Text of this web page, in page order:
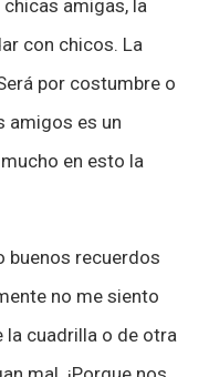
amigas, la
con chicos. La
por costumbre o
amigos es un
en esto la
buenos recuerdos
no me siento
cuadrilla o de otra